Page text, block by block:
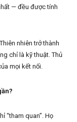
— đều được tính
nhiên trở thành
chỉ là kỹ thuật. Thủ
mọi kết nối.
“tham quan”. Họ